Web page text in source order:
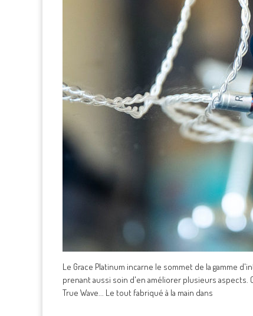
Le Grace Platinum incarne le sommet de la gamme
prenant aussi soin d'en améliorer plusieurs aspects.
True Wave... Le tout fabriqué à la main dans